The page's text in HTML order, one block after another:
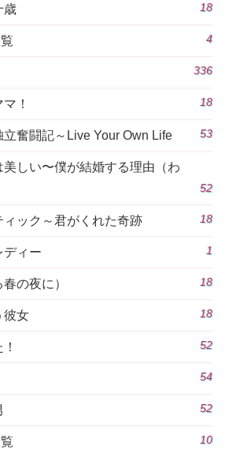
歳 18
4
336
！ 18
立奮闘記～Live Your Own Life 53
美しい〜僕が結婚する理由（わ
52
ィック～君がくれた奇跡 18
ディー 1
の夜に） 18
彼女 18
52
54
52
10